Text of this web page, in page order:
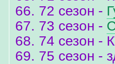
66. 72 сезон -
67. 73 сезон -
68. 74 сезон -
69. 75 сезон -